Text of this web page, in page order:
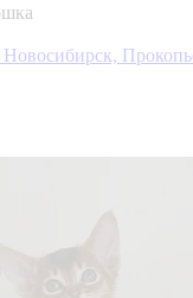
Новосибирск,